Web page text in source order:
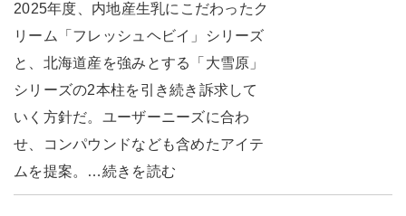
2025年度、内地産生乳にこだわったク
リーム「フレッシュヘビイ」シリーズ
と、北海道産を強みとする「大雪原」
シリーズの2本柱を引き続き訴求して
いく方針だ。ユーザーニーズに合わ
せ、コンパウンドなども含めたアイテ
ムを提案。…続きを読む